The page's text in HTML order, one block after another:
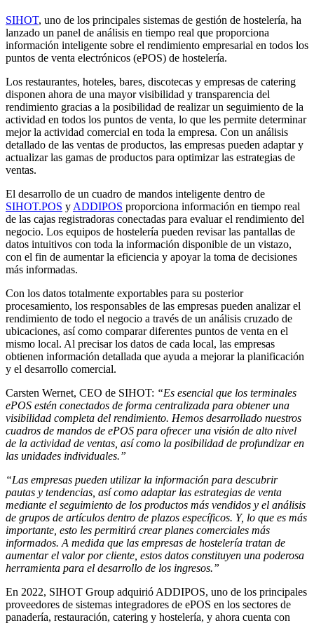
SIHOT, uno de los principales sistemas de gestión de hostelería, ha
lanzado un panel de análisis en tiempo real que proporciona
información inteligente sobre el rendimiento empresarial en todos los
puntos de venta electrónicos (ePOS) de hostelería.
Los restaurantes, hoteles, bares, discotecas y empresas de catering
disponen ahora de una mayor visibilidad y transparencia del
rendimiento gracias a la posibilidad de realizar un seguimiento de la
actividad en todos los puntos de venta, lo que les permite determinar
mejor la actividad comercial en toda la empresa. Con un análisis
detallado de las ventas de productos, las empresas pueden adaptar y
actualizar las gamas de productos para optimizar las estrategias de
ventas.
El desarrollo de un cuadro de mandos inteligente dentro de
SIHOT.POS y ADDIPOS proporciona información en tiempo real
de las cajas registradoras conectadas para evaluar el rendimiento del
negocio. Los equipos de hostelería pueden revisar las pantallas de
datos intuitivos con toda la información disponible de un vistazo,
con el fin de aumentar la eficiencia y apoyar la toma de decisiones
más informadas.
Con los datos totalmente exportables para su posterior
procesamiento, los responsables de las empresas pueden analizar el
rendimiento de todo el negocio a través de un análisis cruzado de
ubicaciones, así como comparar diferentes puntos de venta en el
mismo local. Al precisar los datos de cada local, las empresas
obtienen información detallada que ayuda a mejorar la planificación
y el desarrollo comercial.
Carsten Wernet, CEO de SIHOT: “Es esencial que los terminales
ePOS estén conectados de forma centralizada para obtener una
visibilidad completa del rendimiento. Hemos desarrollado nuestros
cuadros de mandos de ePOS para ofrecer una visión de alto nivel
de la actividad de ventas, así como la posibilidad de profundizar en
las unidades individuales.”
“Las empresas pueden utilizar la información para descubrir
pautas y tendencias, así como adaptar las estrategias de venta
mediante el seguimiento de los productos más vendidos y el análisis
de grupos de artículos dentro de plazos específicos. Y, lo que es más
importante, esto les permitirá crear planes comerciales más
informados. A medida que las empresas de hostelería tratan de
aumentar el valor por cliente, estos datos constituyen una poderosa
herramienta para el desarrollo de los ingresos.”
En 2022, SIHOT Group adquirió ADDIPOS, uno de los principales
proveedores de sistemas integradores de ePOS en los sectores de
panadería, restauración, catering y hostelería, y ahora cuenta con